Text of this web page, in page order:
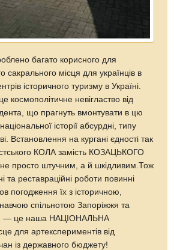
багато корисного для
сакрального місця для українців в
історичного туризму в Україні.
космополітичне невігластво від
що прагнуть вмонтувати в цю
історії абсурдні, типу
Встановлення на кургані єдності так
КОЛА замість КОЗАЦЬКОГО
просто штучним, а й шкідливим.Тож
та реставраційні роботи повинні
погодження їх з історичною,
спільнотою Запоріжжя та
— це наша НАЦІОНАЛЬНА
для артекспериментів від
із державного бюджету!